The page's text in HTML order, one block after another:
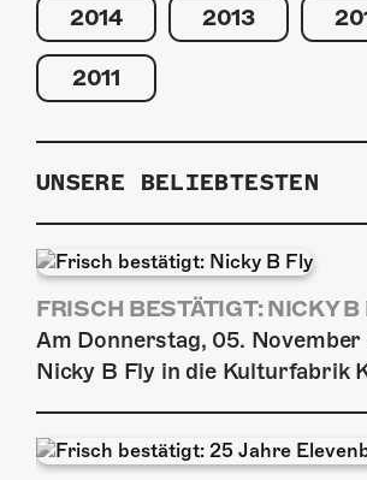
2014 2013
2011
UNSERE BELIEBTESTEN
FRISCH BESTÄTIGT: NICKY B
Am Donnerstag, 05.
Nicky B Fly in die Kulturfabrik